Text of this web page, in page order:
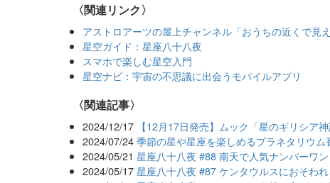
〈関連リンク〉
アストロアーツの屋上チャンネル「おうちの近くで見
星空ガイド：星座八十八夜
スマホで楽しむ星空入門
星空ナビ：宇宙の不思議に出会うモバイルアプリ
関連記事
2024/12/17 【12月17日発売】ムック「星のギリシア神
2024/07/24 季節の星や星座を楽しめるプラネタリウム
2024/05/21 星座八十八夜 #88 南天で人気ナンバーワン
2024/05/17 星座八十八夜 #87 ケンタウルスにおそわれ